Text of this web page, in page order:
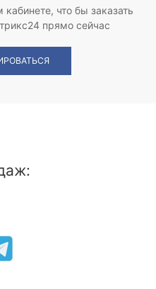
что бы заказать
прямо сейчас